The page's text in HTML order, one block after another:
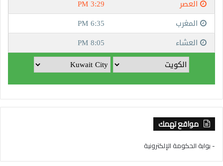
مواقع تهمك
- بوابة الحكومة الإلكترونية